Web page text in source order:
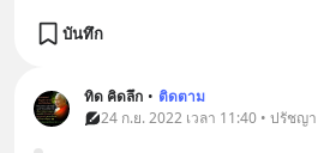
บันทึก
ทิด คิดลึก • ติดตาม
24 ก.ย. 2022 เวลา 11:40 • ปรัชญา